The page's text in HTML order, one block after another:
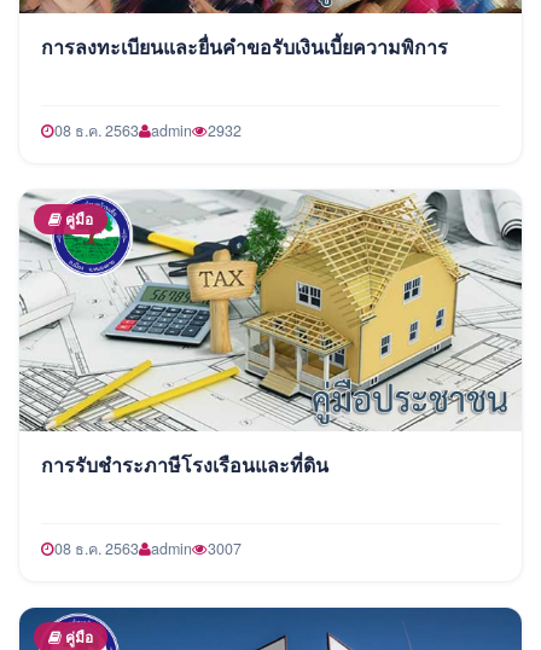
การลงทะเบียนและยื่นคำขอรับเงินเบี้ยความพิการ
08 ธ.ค. 2563 admin 2932
คู่มือ
การรับชำระภาษีโรงเรือนและที่ดิน
08 ธ.ค. 2563 admin 3007
คู่มือ